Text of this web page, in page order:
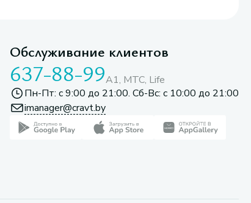
Обслуживание клиентов
637-88-99A1, МТС, Life
Пн-Пт: с 9:00 до 21:00. Сб-Вс: с 10:00 до 21:00
imanager@cravt.by